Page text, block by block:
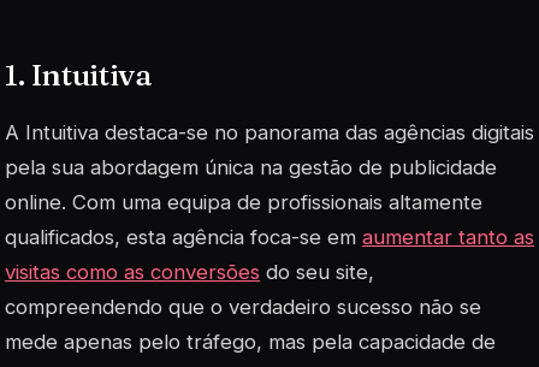
1. Intuitiva
A Intuitiva destaca-se no panorama das agências digitais
pela sua abordagem única na gestão de publicidade
online. Com uma equipa de profissionais altamente
qualificados, esta agência foca-se em aumentar tanto as
visitas como as conversões do seu site,
compreendendo que o verdadeiro sucesso não se
mede apenas pelo tráfego, mas pela capacidade de